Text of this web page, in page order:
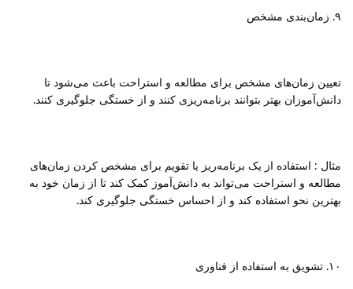
۹. زمان‌بندی مشخص
تعیین زمان‌های مشخص برای مطالعه و استراحت باعث می‌شود تا
دانش‌آموزان بهتر بتوانند برنامه‌ریزی کنند و از خستگی جلوگیری کنند.
مثال : استفاده از یک برنامه‌ریز یا تقویم برای مشخص کردن زمان‌های
مطالعه و استراحت می‌تواند به دانش‌آموز کمک کند تا از زمان خود به
بهترین نحو استفاده کند و از احساس خستگی جلوگیری کند.
۱۰. تشویق به استفاده از فناوری